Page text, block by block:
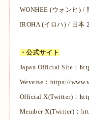
WONHEE (ウォンヒ) /
IROHA (イロハ) / 日本
・公式サイト
Japan Official Site：
Weverse： https://
Official X(Twitter)：
Member X(Twitter)：